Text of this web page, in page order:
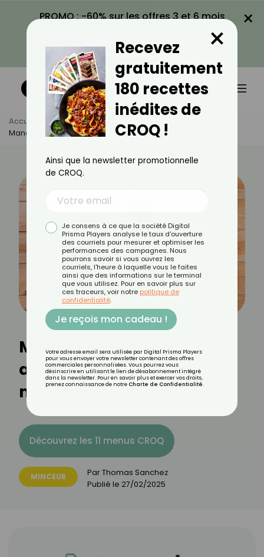
PROMO : -60% sur les offres 3 et 6 mois
VOIR LA PROMO
×
Accueil Actus
Minceur
Manger Plus De Protéines Aide-T-Il Vraiment À Maigrir ?
Manger plus de protéines
aide-t-il vraiment à
maigrir ?
Découvrez les 11 menus CROQ
MINCEUR ParThomas Sanchez
Publié le 27/02/2025
Recevez
gratuitement
180 recettes
inédites de
CROQ !
×
Ainsi que la newsletter promotionnelle
de CROQ.
Je consens à ce que la société Digital
Prisma Players analyse le taux d'ouverture
des courriels pour mesurer et optimiser les
performances des campagnes. Nous
pourrons savoir si vous ouvrez les
courriels, l'heure à laquelle vous le faites
ainsi que des informations sur le terminal
que vous utilisez. Pour en savoir plus sur
ces traceurs, voir notre politique de
confidentialité.
Je reçois mon cadeau !
Votre adresse email sera utilisée par Digital Prisma Players
pour vous envoyer votre newsletter contenant des offres
commerciales personnalisées. Vous pourrez vous
désinscrire en utilisant le lien de désabonnement intégré
dans la newsletter. Pour en savoir plus et exercer vos droits,
prenez connaissance de notre Charte de Confidentialité.